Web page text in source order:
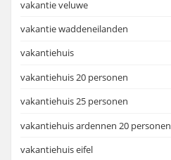
vakantie veluwe
vakantie waddeneilanden
vakantiehuis
vakantiehuis 20 personen
vakantiehuis 25 personen
vakantiehuis ardennen 20 personen
vakantiehuis eifel